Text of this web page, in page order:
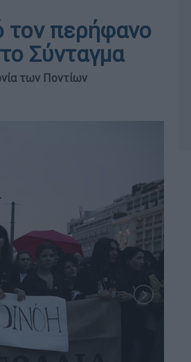
τον περήφανο
Σύνταγμα
των Ποντίων